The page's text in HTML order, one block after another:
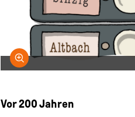
Bild vergrößern
Vor 200 Jahren